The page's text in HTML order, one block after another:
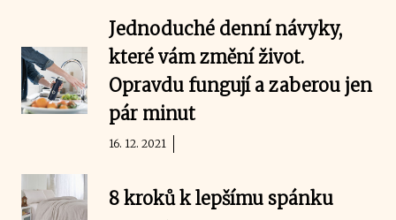
Jednoduché denní návyky,
které vám změní život.
Opravdu fungují a zaberou jen
pár minut
16. 12. 2021
8 kroků k lepšímu spánku